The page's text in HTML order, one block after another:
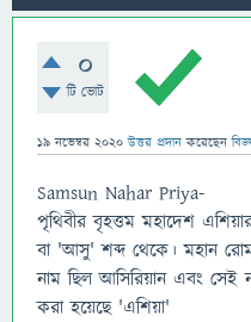
0
টি ভোট
19 নভেম্বর 2020 উত্তর প্রদান করেছেন
Samsun Nahar Priya-
পৃথিবীর বৃহত্তম মহাদেশ
বা 'আসু' শব্দ থেকে। মহান
নাম ছিল আসিরিয়ান এবং
করা হয়েছে 'এশিয়া'